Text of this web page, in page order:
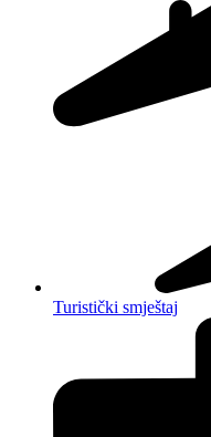
Turistički smještaj